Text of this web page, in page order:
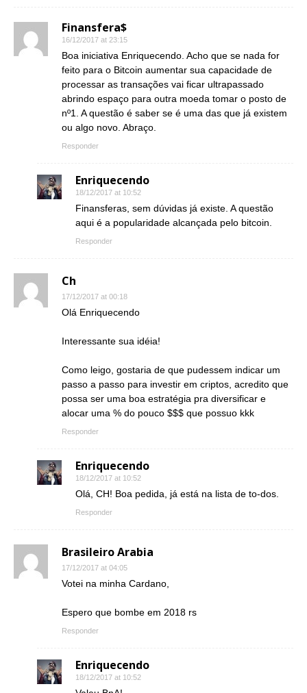
Finansfera$
16/12/2017 at 23:15
Boa iniciativa Enriquecendo. Acho que se nada for
feito para o Bitcoin aumentar sua capacidade de
processar as transações vai ficar ultrapassado
abrindo espaço para outra moeda tomar o posto de
nº1. A questão é saber se é uma das que já existem
ou algo novo. Abraço.
Responder
Enriquecendo
18/12/2017 at 10:52
Finansferas, sem dúvidas já existe. A questão
aqui é a popularidade alcançada pelo bitcoin.
Responder
Ch
17/12/2017 at 00:18
Olá Enriquecendo
Interessante sua idéia!
Como leigo, gostaria de que pudessem indicar um
passo a passo para investir em criptos, acredito que
possa ser uma boa estratégia pra diversificar e
alocar uma % do pouco $$$ que possuo kkk
Responder
Enriquecendo
18/12/2017 at 10:52
Olá, CH! Boa pedida, já está na lista de to-dos.
Responder
Brasileiro Arabia
17/12/2017 at 04:05
Votei na minha Cardano,
Espero que bombe em 2018 rs
Responder
Enriquecendo
18/12/2017 at 10:52